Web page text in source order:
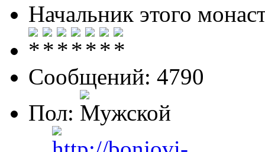
Начальник этого
Сообщений: 4790
Пол: